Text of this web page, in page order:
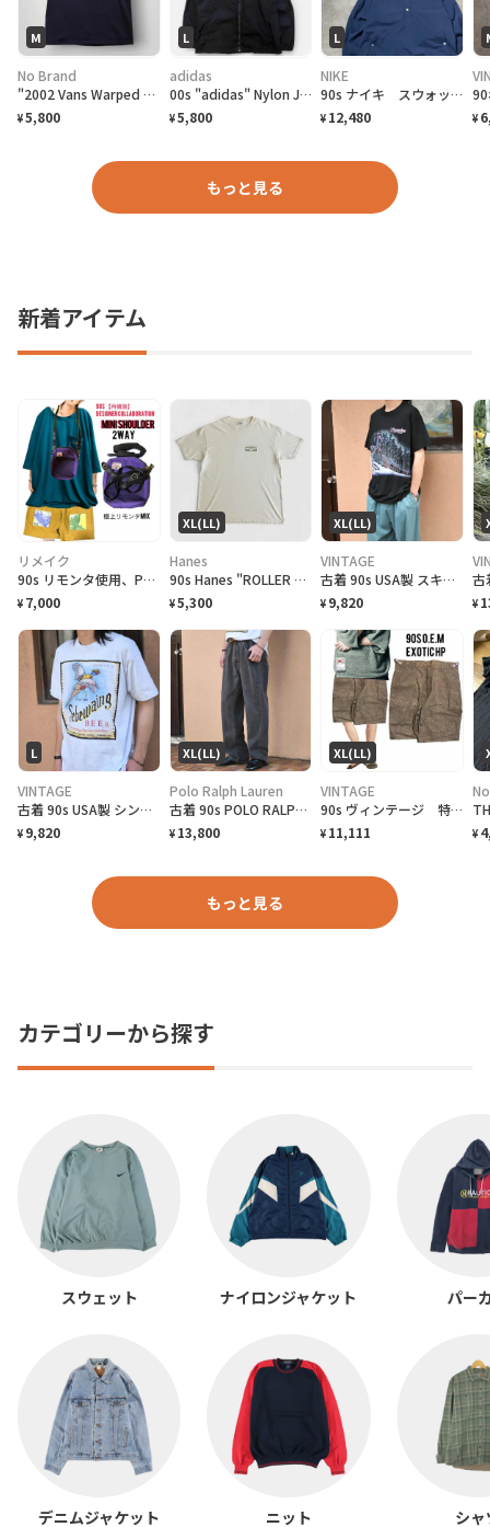
M
No Brand
"2002 Vans Warped Tour" T-Shirt バンズ ワープドツアーTシャツ [M]
¥5,800
L
adidas
00s "adidas" Nylon Jacket アディダス ナイロン ジャケット[L]
¥5,800
L
NIKE
90s ナイキ スウォッシュ 刺繍ワンポイント ハーフボタン アノラックパーカー
¥ 12,480 ¥
もっと見る
新着アイテム
リメイク
90s リモンタ使用、PUフェードベルト、化繊テックコードベルトミニショルダー
¥ 7,000
XL(LL)
Hanes
90s Hanes "ROLLER FROG LIFEFORMS International" T-Shirt ライフフォームズ ローラーフロッグ Tシャツ [XL]
¥5,300
XL(LL)
VINTAGE
古着 90s USA製 スキーリゾート スーベニアTシャツ プリントTシャツ 黒
¥ 9,820 ¥
L
VINTAGE
古着 90s USA製 シングルステッチ ビール プロモーション Tシャツ
¥ 9,820
XL(LL)
Polo Ralph Lauren
古着 90s POLO RALPH LAUREN 先染め ブラックデニム デニム
¥ 13,800
XL(LL)
VINTAGE
90s ヴィンテージ 特注 OEM激レア ハーフパンツ 総柄 美品
¥ 11,111 ¥
もっと見る
カテゴリーから探す
スウェット ナイロンジャケット パー
デニムジャケット ニット シャ